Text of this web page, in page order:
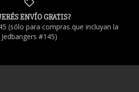
ENVÍO GRATIS?
(sólo para compras que incluyan la
Jedbangers #145)